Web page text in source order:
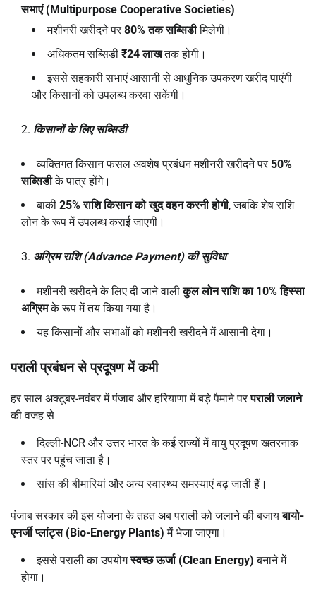
सभाएं (Multipurpose Cooperative Societies)
मशीनरी खरीदने पर80%तक सब्सिडीमिलेगी।
अधिकतम सब्सिडी ₹24लाखतक होगी।
इससे सहकारी सभाएं आसानी से आधुनिक उपकरण खरीद पाएंगी
और किसानों को उपलब्ध करवा सकेंगी।
किसानों के लिए सब्सिडी
व्यक्तिगत किसान फसल अवशेष प्रबंधन मशीनरी खरीदने पर50%
सब्सिडीके पात्र होंगे।
बाकी 25%राशि किसान को खुद वहन करनी होगी, जबकि शेष राशि
लोन के रूप में उपलब्ध कराई जाएगी।
अग्रिम राशि (Advance Payment) की सुविधा
मशीनरी खरीदने के लिए दी जाने वालीकुल लोन राशि का 10%हिस्सा
अग्रिमके रूप में तय किया गया है।
यह किसानों और सभाओं को मशीनरी खरीदने में आसानी देगा।
पराली प्रबंधन से प्रदूषण में कमी
हर साल अक्टूबर-नवंबर में पंजाब और हरियाणा में बड़े पैमाने परपराली जलाने
की वजह से
दिल्ली-NCR और उत्तर भारत के कई राज्यों में वायु प्रदूषण खतरनाक
स्तर पर पहुंच जाता है।
सांस की बीमारियां और अन्य स्वास्थ्य समस्याएं बढ़ जाती हैं।
पंजाब सरकार की इस योजना के तहत अब पराली को जलाने की बजायबायो-
एनर्जी प्लांट्स (Bio-Energy Plants) में भेजा जाएगा।
इससे पराली का उपयोगस्वच्छ ऊर्जा (Clean Energy) बनाने में
होगा।